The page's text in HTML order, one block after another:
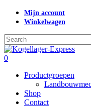
Skip
content
Mijn account
Winkelwagen
Close
Search
search
0
Productgroepen
Shop
Contact